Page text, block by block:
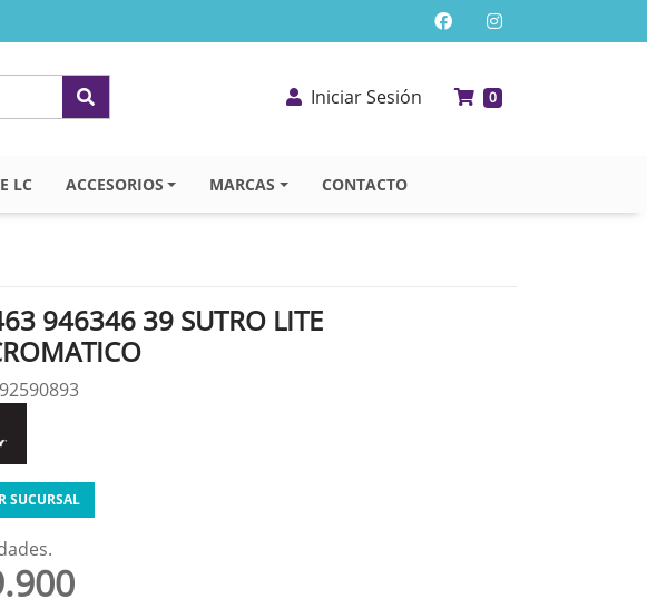
Iniciar Sesión 0
LC ACCESORIOS MARCAS CONTACTO
946346 39 SUTRO LITE
SUCURSAL